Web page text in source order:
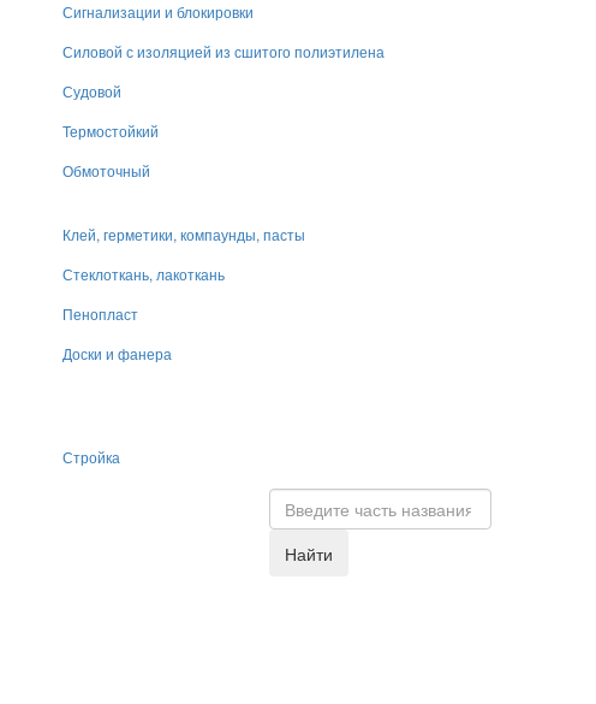
Сигнализации и блокировки
Силовой с изоляцией из сшитого полиэтилена
Судовой
Термостойкий
Обмоточный
Клей, герметики, компаунды, пасты
Стеклоткань, лакоткань
Пенопласт
Доски и фанера
Стройка
Найти